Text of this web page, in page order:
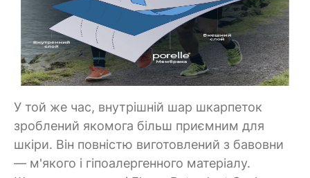
У той же час, внутрішній шар шкарпеток
зроблений якомога більш приємним для
шкіри. Він повністю виготовлений з бавовни
— м'якого і гіпоалергенного матеріалу.